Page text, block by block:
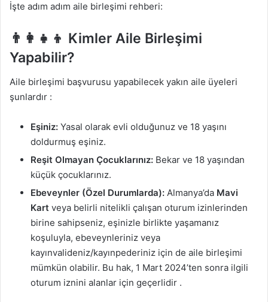
İşte adım adım aile birleşimi rehberi:
👨‍👩‍👧‍👦 Kimler Aile Birleşimi
Yapabilir?
Aile birleşimi başvurusu yapabilecek yakın aile üyeleri
şunlardır :
Eşiniz: Yasal olarak evli olduğunuz ve 18 yaşını
doldurmuş eşiniz.
Reşit Olmayan Çocuklarınız: Bekar ve 18 yaşından
küçük çocuklarınız.
Ebeveynler (Özel Durumlarda): Almanya’da Mavi
Kart veya belirli nitelikli çalışan oturum izinlerinden
birine sahipseniz, eşinizle birlikte yaşamanız
koşuluyla, ebeveynleriniz veya
kayınvalideniz/kayınpederiniz için de aile birleşimi
mümkün olabilir. Bu hak, 1 Mart 2024’ten sonra ilgili
oturum iznini alanlar için geçerlidir .